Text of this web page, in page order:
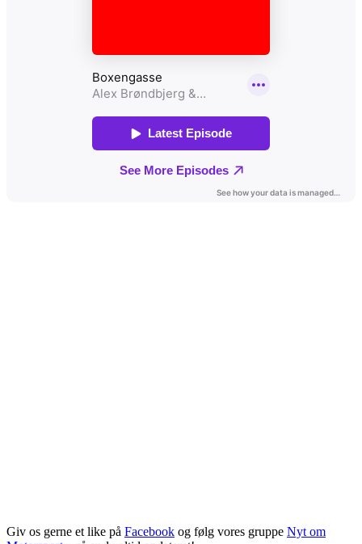
Giv os gerne et like på Facebook og følg vores gruppe Nyt om